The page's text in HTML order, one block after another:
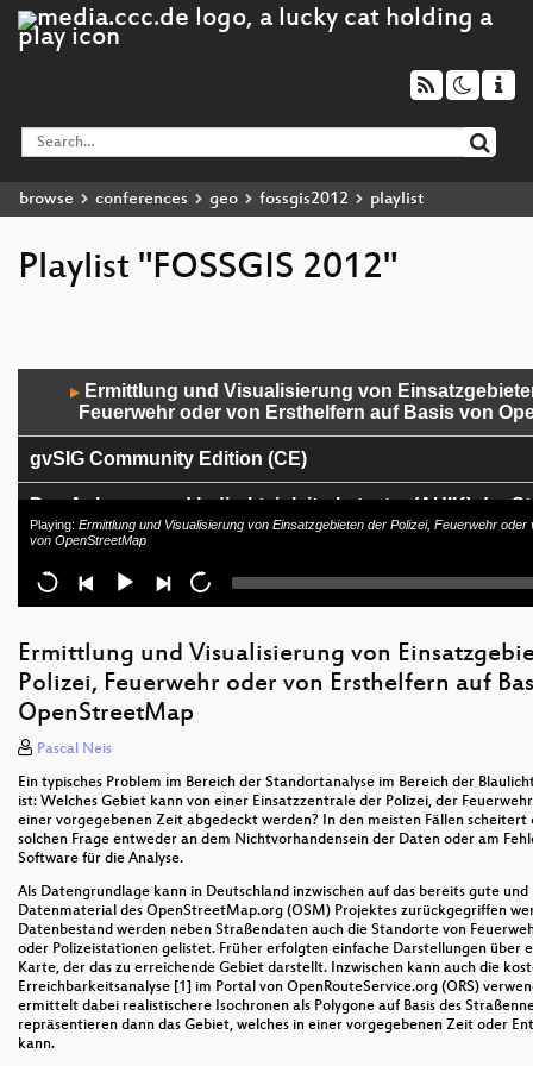
browse conferences geo fossgis2012 playlist
Playlist "FOSSGIS 2012"
▶
Ermittlung und Visualisierung von
Feuerwehr oder von Ersthelfern auf Basis von
gvSIG Community Edition (CE)
Das Anlagen- und Indirekteinleiterkataster (AUIK) der
Indoor OSM Block
OSM 3D Block
Das Osmium-Framework
QGIS auf Android
Playing: Ermittlung und Visualisierung von Einsatzgebieten der Polizei, Feuerwehr
von OpenStreetMap
Ermittlung und Visualisierung von
Polizei, Feuerwehr oder von Ersthelfern auf
OpenStreetMap
Pascal Neis
Ein typisches Problem im Bereich der Standortanalyse im Bereich der
ist: Welches Gebiet kann von einer Einsatzzentrale der Polizei, der
einer vorgegebenen Zeit abgedeckt werden? In den meisten Fällen
solchen Frage entweder an dem Nichtvorhandensein der Daten oder am
Software für die Analyse.
Als Datengrundlage kann in Deutschland inzwischen auf das bereits gute und
Datenmaterial des OpenStreetMap.org (OSM) Projektes zurückgegriffen
Datenbestand werden neben Straßendaten auch die Standorte von
oder Polizeistationen gelistet. Früher erfolgten einfache Darstellungen über
Karte, der das zu erreichende Gebiet darstellt. Inzwischen kann auch die
Erreichbarkeitsanalyse [1] im Portal von OpenRouteService.org (ORS)
ermittelt dabei realistischere Isochronen als Polygone auf Basis des
repräsentieren dann das Gebiet, welches in einer vorgegebenen Zeit oder
kann.